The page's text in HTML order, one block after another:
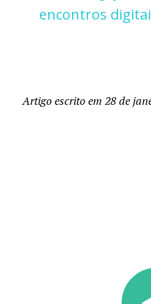
encontros
Artigo escrito em 28 de